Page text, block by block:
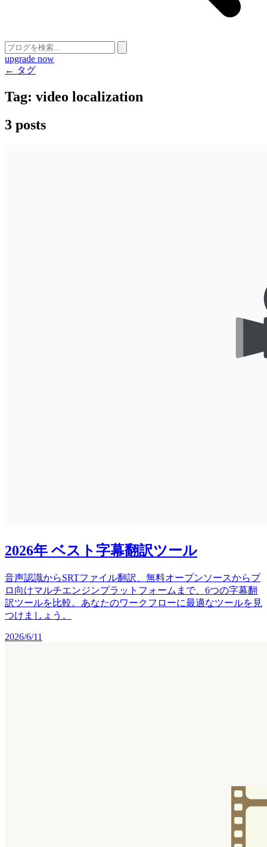
upgrade now
← タグ
Tag: video localization
3 posts
2026年 ベスト字幕翻訳ツール
音声認識からSRTファイル翻訳、無料オープンソースからプ
ロ向けマルチエンジンプラットフォームまで、6つの字幕翻
訳ツールを比較。あなたのワークフローに最適なツールを見
つけましょう。
2026/6/11